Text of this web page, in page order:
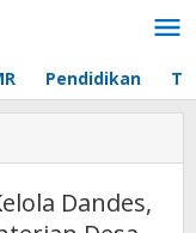
Pendidikan
Dandes,